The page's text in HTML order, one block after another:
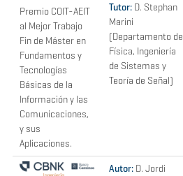
Premio COIT-AEIT
al Mejor Trabajo
Fin de Máster en
Fundamentos y
Tecnologías
Básicas de la
Información y las
Comunicaciones,
y sus
Aplicaciones.
Tutor: D. Stephan
Marini
(Departamento de
Física, Ingeniería
de Sistemas y
Teoría de Señal)
Autor: D. Jordi